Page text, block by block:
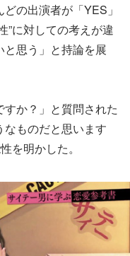
の出演者が「YES」
”に対しての考えが違
思う」と持論を展
か？」と質問された
ものだと思います
を明かした。